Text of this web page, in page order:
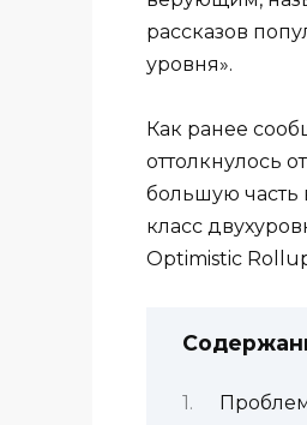
рассказов
уровня».
Как ранее
оттолкнулось
большую часть
класс
Optimistic